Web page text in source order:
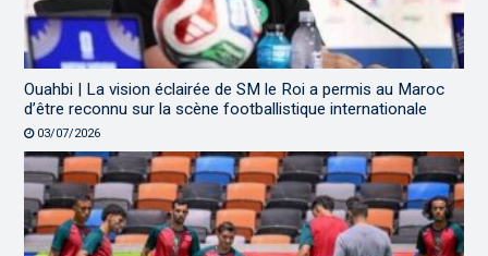
Ouahbi | La vision éclairée de SM le Roi a permis au Maroc
d’être reconnu sur la scène footballistique internationale
03/07/2026